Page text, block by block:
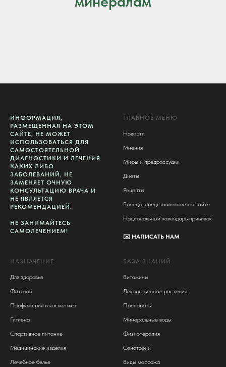
ИНФОРМАЦИЯ,
РАЗМЕЩЕННАЯ НА ЭТОМ
САЙТЕ, НЕ МОЖЕТ
ИСПОЛЬЗОВАТЬСЯ ДЛЯ
САМОСТОЯТЕЛЬНОЙ
ДИАГНОСТИКИ И ЛЕЧЕНИЯ
КАКИХ ЛИБО
ЗАБОЛЕВАНИЙ, НЕ
ЗАМЕНЯЕТ ОЧНУЮ
КОНСУЛЬТАЦИЮ ВРАЧА И
НЕ ЯВЛЯЕТСЯ
РЕКОМЕНДАЦИЕЙ.
НЕ ЗАНИМАЙТЕСЬ
САМОЛЕЧЕНИЕМ!
ГЛАВНОЕ МЕНЮ
Новости
Мнения
Мифы и предрассудки
Диеты
Рецепты
Бренды, представленные на сайте
Национальный календарь прививок
✉️ НАПИСАТЬ НАМ
НАЗНАЧЕНИЕ
Для здоровья
Фиточай
Парфюмерия и косметика
Гигиена
Спортивное питание
Медицинские изделия
Лечебное белье
БАЗА ЗНАНИЙ
Витамины
Лекарственные растения
Препараты
Минеральные воды
Физиотерапия
Санатории
Виды массажа